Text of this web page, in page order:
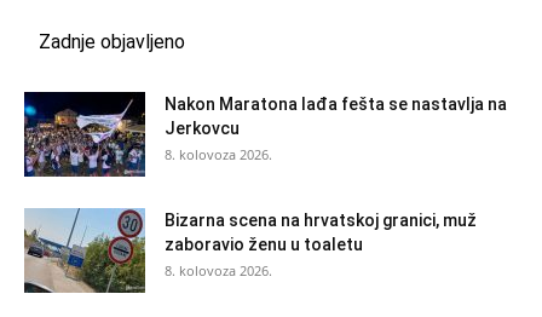
Zadnje objavljeno
Nakon Maratona lađa fešta se nastavlja na
Jerkovcu
8. kolovoza 2026.
Bizarna scena na hrvatskoj granici, muž
zaboravio ženu u toaletu
8. kolovoza 2026.